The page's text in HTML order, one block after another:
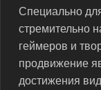
Специально
стремительно
геймеров и
продвижение
достижения